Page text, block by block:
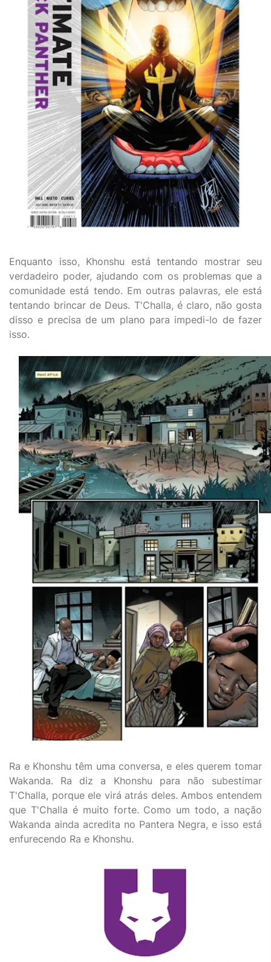
Enquanto isso, Khonshu está tentando mostrar seu
verdadeiro poder, ajudando com os problemas que a
comunidade está tendo. Em outras palavras, ele está
tentando brincar de Deus. T'Challa, é claro, não gosta
disso e precisa de um plano para impedi-lo de fazer
isso.
Ra e Khonshu têm uma conversa, e eles querem tomar
Wakanda. Ra diz a Khonshu para não subestimar
T'Challa, porque ele virá atrás deles. Ambos entendem
que T'Challa é muito forte. Como um todo, a nação
Wakanda ainda acredita no Pantera Negra, e isso está
enfurecendo Ra e Khonshu.